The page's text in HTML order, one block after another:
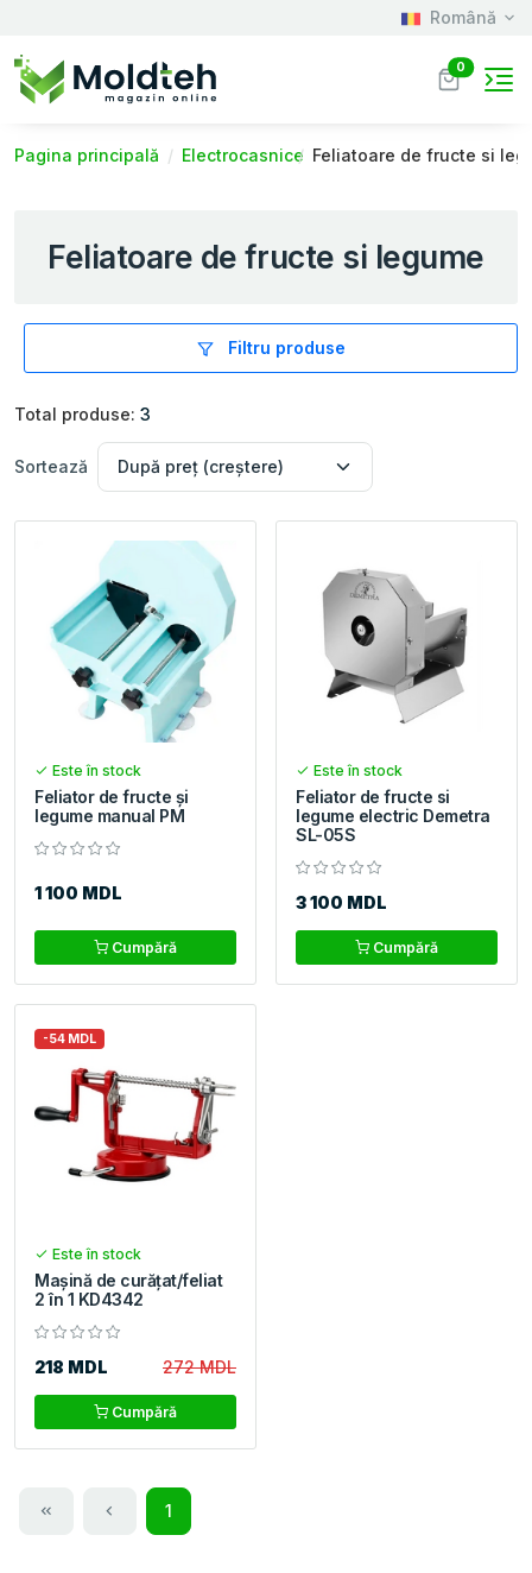
Română
0
Pagina principală Electrocasnice Feliatoare de fructe si
Feliatoare de fructe si legume
Filtru produse
Total produse: 3
Sortează
Este în stock
Feliator de fructe și
legume manual PM
1 100 MDL
Cumpără
Este în stock
Feliator de fructe si
legume electric Demetra
SL-05S
3 100 MDL
Cumpără
-54 MDL
Este în stock
Mașină de curățat/feliat
2 în 1 KD4342
218 MDL 272 MDL
Cumpără
1